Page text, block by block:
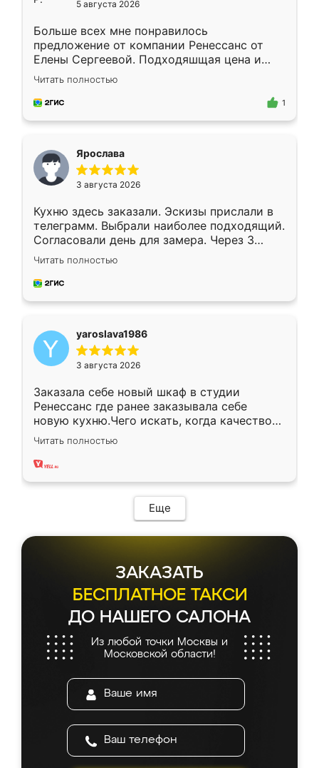
5 августа 2026
Больше всех мне понравилось
предложение от компании Ренессанс от
Елены Сергеевой. Подходяшщая цена и
короткие сроки изготовления. Приехавший
для замера сотрудник Владислав
предложил по моему эскизу самый
Читать полностью
1
Ярослава
3 августа 2026
Кухню здесь заказали. Эскизы прислали в
телеграмм. Выбрали наиболее подходящий.
Согласовали день для замера. Через 3
недели кухня была уже готова. Остались
довольны работой. Спасибо Ренессанс
мебель за качественную работу!
Читать полностью
yaroslava1986
3 августа 2026
Заказала себе новый шкаф в студии
Ренессанс где ранее заказывала себе
новую кухню.Чего искать, когда качеством
вполне довольна. Служит кухня уже почти
два года, нареканий нет.
Читать полностью
Еще
ЗАКАЗАТЬ
БЕСПЛАТНОЕ ТАКСИ
ДО НАШЕГО САЛОНА
Из любой точки Москвы и
Московской области!